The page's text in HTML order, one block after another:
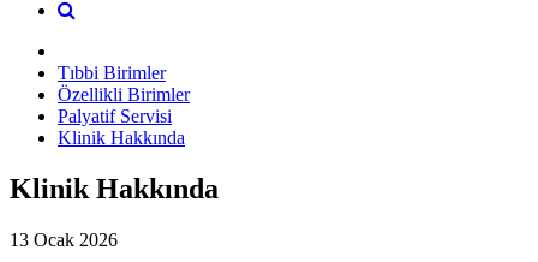
Tıbbi Birimler
Özellikli Birimler
Palyatif Servisi
Klinik Hakkında
Klinik Hakkında
13 Ocak 2026